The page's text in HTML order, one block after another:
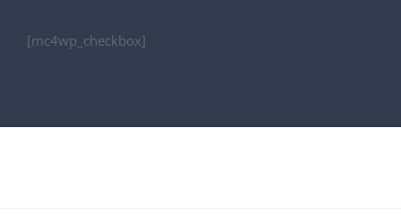
[mc4wp_checkbox]